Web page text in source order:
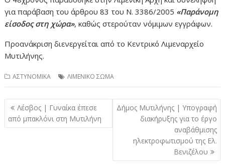
για παράβαση του άρθρου 83 του Ν. 3386/2005 «Παράνομη
είσοδος στη χώρα», καθώς στερούταν νόμιμων εγγράφων.
Προανάκριση διενεργείται από το Κεντρικό Λιμεναρχείο
Μυτιλήνης.
ΑΣΤΥΝΟΜΙΚΑ ΛΙΜΕΝΙΚΟ ΣΩΜΑ
Πλοήγηση
άρθρων
Λέσβος | Γυναίκα έπεσε
από μπακλόνι στη Μυτιλήνη
Δήμος Μυτιλήνης | Υπογραφή
διακήρυξης για το έργο
αναβάθμισης
ηλεκτροφωτισμού της Ελ.
Βενιζέλου